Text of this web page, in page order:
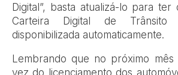
Digital”, basta atualizá-lo para
Carteira Digital de
disponibilizada automaticamente.
Lembrando que no próximo
vez do licenciamento dos